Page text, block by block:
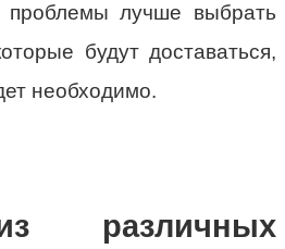
лучше выбрать
будут доставаться,
необходимо.
различных